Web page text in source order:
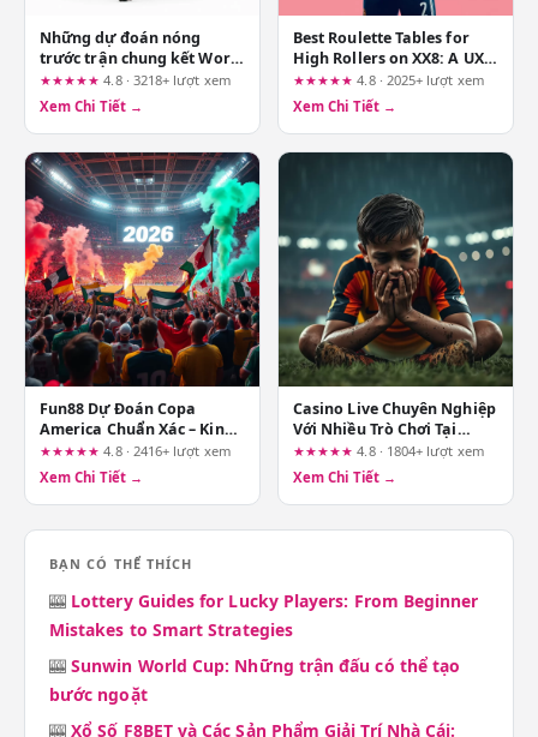
Những dự đoán nóng
trước trận chung kết World
Cup 2026 và sân chơi đỉnh
cao cho dân cược
★★★★★4.8 · 3218+ lượt xem
Xem Chi Tiết →
Best Roulette Tables for
High Rollers on XX8: A UX
Expert’s User-Journey
Review
★★★★★4.8 · 2025+ lượt xem
Xem Chi Tiết →
Fun88 Dự Đoán Copa
America Chuẩn Xác – Kinh
Nghiệm Từ Tay Chơi Lão
Làng
★★★★★4.8 · 2416+ lượt xem
Xem Chi Tiết →
Casino Live Chuyên Nghiệp
Với Nhiều Trò Chơi Tại
123b.deal: Góc Nhìn Từ
Người Chơi Lâu Năm
★★★★★4.8 · 1804+ lượt xem
Xem Chi Tiết →
BẠN CÓ THỂ THÍCH
🎰 Lottery Guides for Lucky Players: From Beginner
Mistakes to Smart Strategies
🎰Sunwin World Cup: Những trận đấu có thể tạo
bước ngoặt
🎰Xổ Số F8BET và Các Sản Phẩm Giải Trí Nhà Cái: